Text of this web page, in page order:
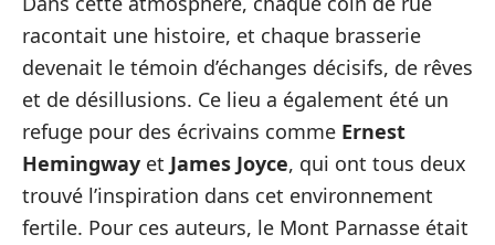
racontait une histoire, et chaque brasserie
devenait le témoin d’échanges décisifs, de rêves
et de désillusions. Ce lieu a également été un
refuge pour des écrivains comme Ernest
Hemingway et James Joyce, qui ont tous deux
trouvé l’inspiration dans cet environnement
fertile. Pour ces auteurs, le Mont Parnasse était